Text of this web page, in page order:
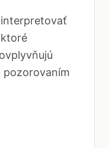
pozorovaním